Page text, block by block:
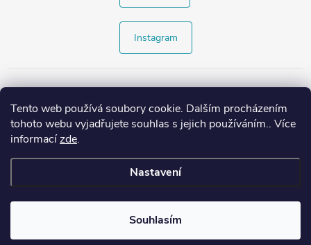
Tento web používá soubory cookie. Dalším procházením
tohoto webu vyjadřujete souhlas s jejich používáním.. Více
informacízde.
Nastavení
Souhlasím
Instagram
Copyright 2026Style4.cz. Všechna práva vyhrazena.